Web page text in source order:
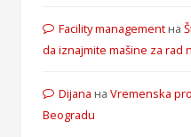
Facility managementна
da iznajmite mašine za rad
Dijana на Vremenska
Beogradu